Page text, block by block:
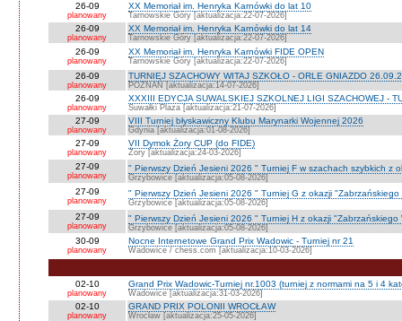
26-09
planowany
XX Memoriał im. Henryka Karnówki do lat 10
Tarnowskie Góry [aktualizacja:22-07-2026]
26-09
planowany
XX Memoriał im. Henryka Karnówki do lat 14
Tarnowskie Góry [aktualizacja:22-07-2026]
26-09
planowany
XX Memoriał im. Henryka Karnówki FIDE OPEN
Tarnowskie Góry [aktualizacja:22-07-2026]
26-09
planowany
TURNIEJ SZACHOWY WITAJ SZKOŁO - ORLE GNIAZDO
POZNAŃ [aktualizacja:14-07-2026]
26-09
planowany
XXXIII EDYCJA SUWALSKIEJ SZKOLNEJ LIGI SZACHOWEJ -
Suwałki Plaza [aktualizacja:21-07-2026]
27-09
planowany
VIII Turniej błyskawiczny Klubu Marynarki Wojennej 2026
Gdynia [aktualizacja:01-08-2026]
27-09
planowany
VII Dymok Żory CUP (do FIDE)
Żory [aktualizacja:24-03-2026]
27-09
planowany
" Pierwszy Dzień Jesieni 2026 " Turniej F w szachach szybkich z
Grzybowice [aktualizacja:05-08-2026]
27-09
planowany
" Pierwszy Dzień Jesieni 2026 " Turniej G z okazji "Zabrzańskiego
Grzybowice [aktualizacja:05-08-2026]
27-09
planowany
" Pierwszy Dzień Jesieni 2026 " Turniej H z okazji "Zabrzańskiego
Grzybowice [aktualizacja:05-08-2026]
30-09
planowany
Nocne Internetowe Grand Prix Wadowic - Turniej nr 21
Wadowice / chess.com [aktualizacja:10-03-2026]
02-10
planowany
Grand Prix Wadowic-Turniej nr.1003 (turniej z normami na 5 i 4
Wadowice [aktualizacja:31-03-2026]
02-10
planowany
GRAND PRIX POLONII WROCŁAW
Wrocław [aktualizacja:25-05-2026]